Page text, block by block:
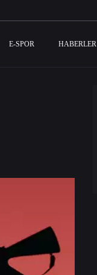
E-SPOR HABERLER